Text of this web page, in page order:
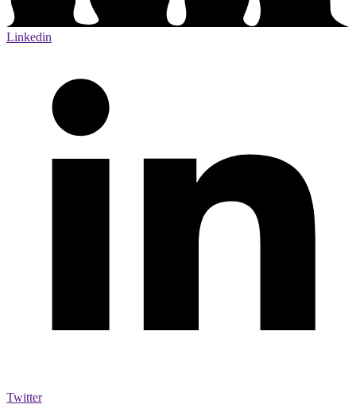
Linkedin
Twitter